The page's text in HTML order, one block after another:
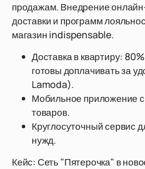
продажам. Внедрение
доставки и программ
магазин indispensable.
Доставка в квартиру:
готовы доплачивать за
Lamoda).
Мобильное приложение с
товаров.
Круглосуточный сервис
нужд.
Кейс: Сеть "Пятерочка" в